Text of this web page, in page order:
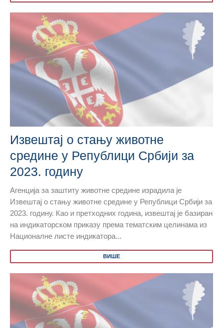
Извештај о стању животне
средине у Републици Србији за
2023. годину
Агенција за заштиту животне средине израдила је
Извештај о стању животне средине у Републици Србији за
2023. годину. Као и претходних година, извештај је базиран
на индикаторском приказу према тематским целинама из
Националне листе индикатора...
ВИШЕ